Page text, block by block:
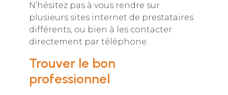
N’hésitez pas à vous rendre sur
plusieurs sites internet de prestataires
différents, ou bien à les contacter
directement par téléphone.
Trouver le bon
professionnel